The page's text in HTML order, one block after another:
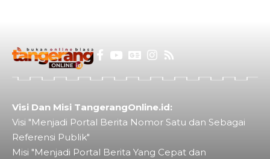
Visi Dan Misi TangerangOnline.id:
Visi "Menjadi Portal Berita Nomor Satu dan Sebagai
Referensi Publik"
Misi "Menjadi Portal Berita Yang Cepat dan